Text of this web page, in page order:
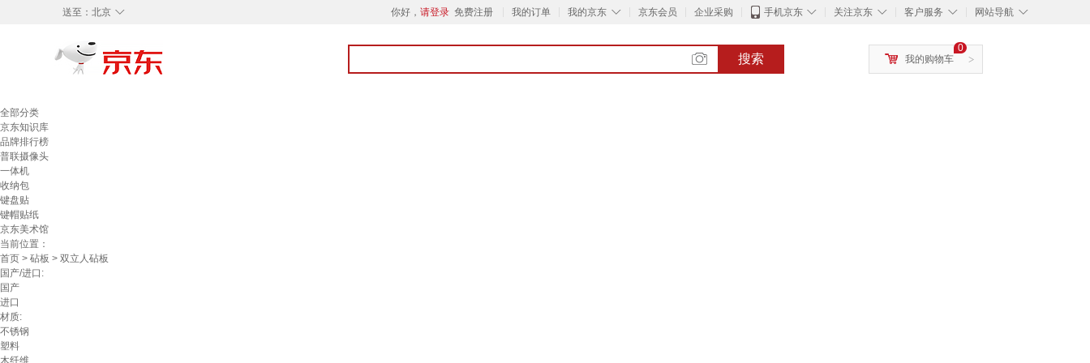
◇
送至： 北京 你好， 请登录 免费注册 我的订单 ◇
我的京东 京东会员 企业采购 ◇
手机京东 ◇
关注京东 ◇
客户服务 ◇
网站导航
搜索 >
0
我的购物车
全部分类
京东知识库
品牌排行榜
普联摄像头
一体机
收纳包
键盘贴
键帽贴纸
京东美术馆
当前位置：
首页 > 砧板 > 双立人砧板
国产/进口:
国产
进口
材质:
不锈钢
塑料
木纤维